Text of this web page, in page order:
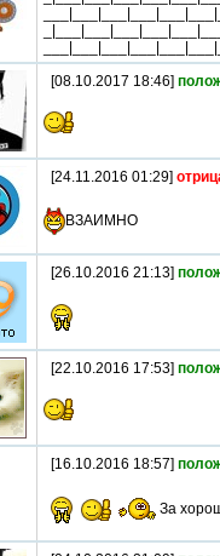
[08.10.2017 18:46]
[24.11.2016 01:29]
ВЗАИМНО
[26.10.2016 21:13]
[22.10.2016 17:53]
[16.10.2016 18:57]
За